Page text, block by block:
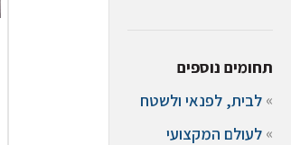
תחומים נוספים
לבית, לפנאי ולשטח
לעולם המקצועי